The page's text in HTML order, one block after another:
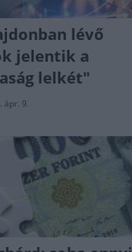
lévő
jelentik a
lelkét"
ápr. 9.